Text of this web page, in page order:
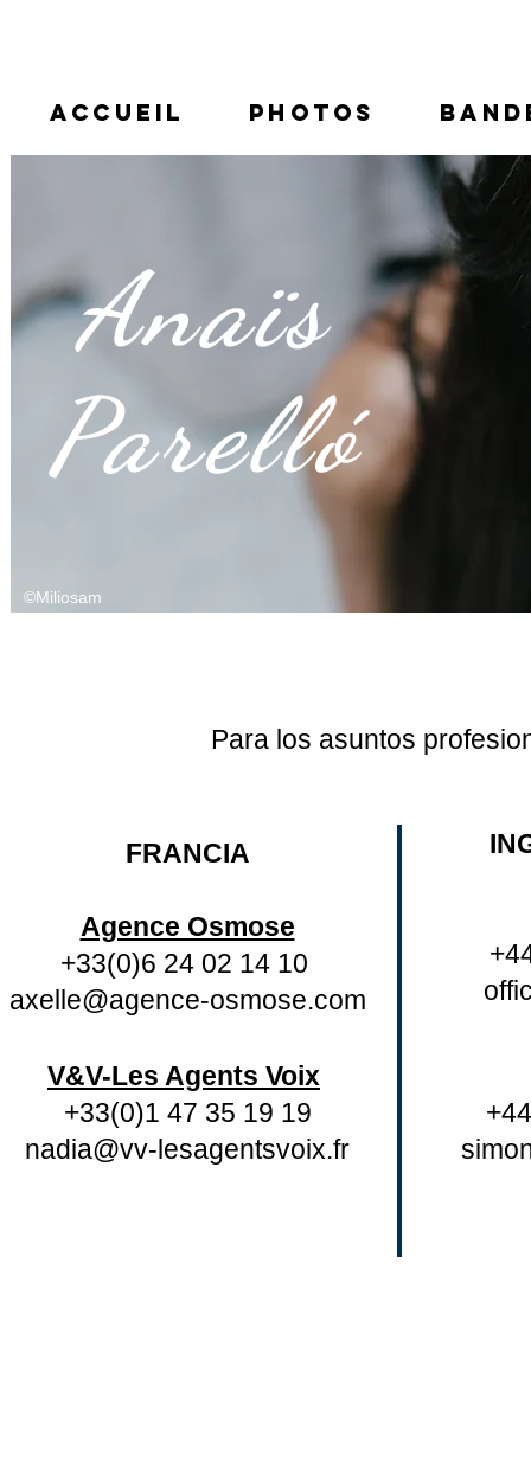
ACCUEIL PHOTOS
©Miliosam
Anaïs
Parelló
Para los asuntos
FRANCIA
Agence Osmose
+33(0)6 24 02 14 10
axelle@agence-osmose.com
V&V-Les Agents Voix
+33(0)1 47 35 19 19
nadia@vv-lesagentsvoix.fr